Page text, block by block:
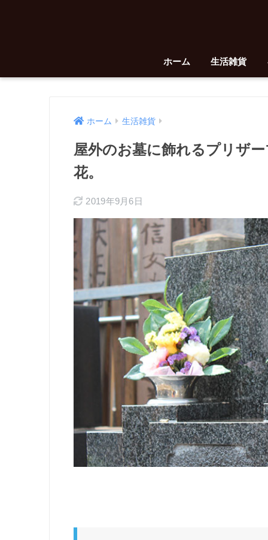
ホーム 生活雑貨
ホーム 生活雑貨
屋外のお墓に飾れるプリザ
花。
2019年9月6日